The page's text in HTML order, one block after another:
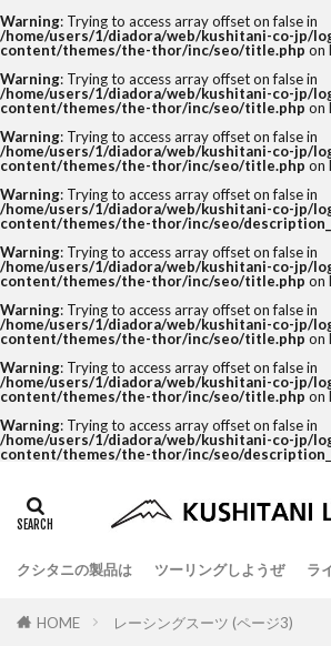
Warning: Trying to access array offset on false in
/home/users/1/diadora/web/kushitani-co-jp/
content/themes/the-thor/inc/seo/title.php on
Warning: Trying to access array offset on false in
/home/users/1/diadora/web/kushitani-co-jp/
content/themes/the-thor/inc/seo/title.php on
Warning: Trying to access array offset on false in
/home/users/1/diadora/web/kushitani-co-jp/
content/themes/the-thor/inc/seo/title.php on
Warning: Trying to access array offset on false in
/home/users/1/diadora/web/kushitani-co-jp/
content/themes/the-thor/inc/seo/
Warning: Trying to access array offset on false in
/home/users/1/diadora/web/kushitani-co-jp/
content/themes/the-thor/inc/seo/title.php on
Warning: Trying to access array offset on false in
/home/users/1/diadora/web/kushitani-co-jp/
content/themes/the-thor/inc/seo/title.php on
Warning: Trying to access array offset on false in
/home/users/1/diadora/web/kushitani-co-jp/
content/themes/the-thor/inc/seo/title.php on
Warning: Trying to access array offset on false in
/home/users/1/diadora/web/kushitani-co-jp/
content/themes/the-thor/inc/seo/
クシタニの製品は ツーリングしようぜ ラ
HOME レーシングスーツ (ページ3)